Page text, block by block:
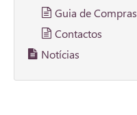
Guia de Compras
Contactos
Notícias